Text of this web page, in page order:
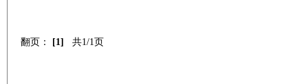
翻页： [1] 共1/1页